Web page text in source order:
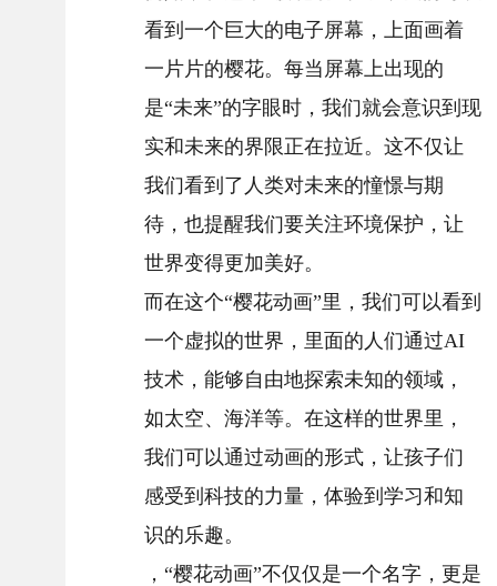
看到一个巨大的电子屏幕，上面画着
一片片的樱花。每当屏幕上出现的
是“未来”的字眼时，我们就会意识到现
实和未来的界限正在拉近。这不仅让
我们看到了人类对未来的憧憬与期
待，也提醒我们要关注环境保护，让
世界变得更加美好。
而在这个“樱花动画”里，我们可以看到
一个虚拟的世界，里面的人们通过AI
技术，能够自由地探索未知的领域，
如太空、海洋等。在这样的世界里，
我们可以通过动画的形式，让孩子们
感受到科技的力量，体验到学习和知
识的乐趣。
，“樱花动画”不仅仅是一个名字，更是